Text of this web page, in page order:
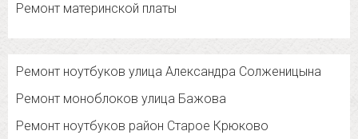
Ремонт материнской платы
Ремонт ноутбуков улица Александра Солженицына
Ремонт моноблоков улица Бажова
Ремонт ноутбуков район Старое Крюково